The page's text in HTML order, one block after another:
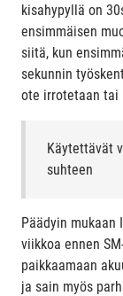
kisahypyllä on
ensimmäisen
siitä, kun
sekunnin
ote irrotetaan tai
Käytettävät
suhteen
Päädyin mukaan
viikkoa ennen
paikkaamaan
ja sain myös